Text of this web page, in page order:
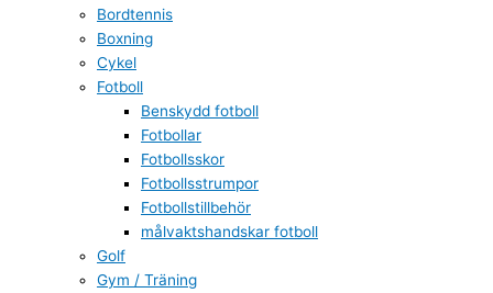
Bordtennis
Boxning
Cykel
Fotboll
Benskydd fotboll
Fotbollar
Fotbollsskor
Fotbollsstrumpor
Fotbollstillbehör
målvaktshandskar fotboll
Golf
Gym / Träning